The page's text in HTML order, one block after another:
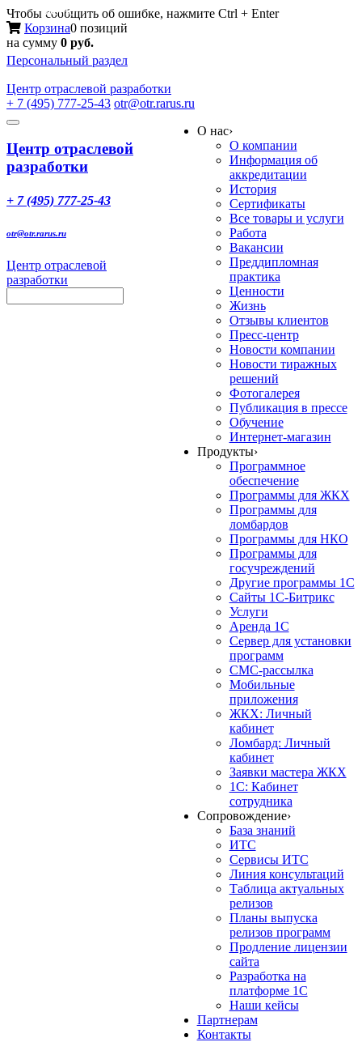
Чтобы сообщить об ошибке, нажмите Ctrl + Enter
Корзина0 позиций
на сумму 0 руб.
Персональный раздел
Центр отраслевой разработки
+ 7 (495) 777-25-43 otr@otr.rarus.ru
Toggle
Меню
Центр отраслевой
разработки
+ 7 (495) 777-25-43
otr@otr.rarus.ru
Центр отраслевой
разработки
О нас›
О компании
Информация об
аккредитации
История
Сертификаты
Все товары и услуги
Работа
Вакансии
Преддипломная
практика
Ценности
Жизнь
Отзывы клиентов
Пресс-центр
Новости компании
Новости тиражных
решений
Фотогалерея
Публикация в прессе
Обучение
Интернет-магазин
Продукты›
Программное
обеспечение
Программы для ЖКХ
Программы для
ломбардов
Программы для НКО
Программы для
госучреждений
Другие программы 1С
Сайты 1С-Битрикс
Услуги
Аренда 1С
Сервер для установки
программ
СМС-рассылка
Мобильные
приложения
ЖКХ: Личный
кабинет
Ломбард: Личный
кабинет
Заявки мастера ЖКХ
1С: Кабинет
сотрудника
Сопровождение›
База знаний
ИТС
Сервисы ИТС
Линия консультаций
Таблица актуальных
релизов
Планы выпуска
релизов программ
Продление лицензии
сайта
Разработка на
платформе 1С
Наши кейсы
Партнерам
Контакты